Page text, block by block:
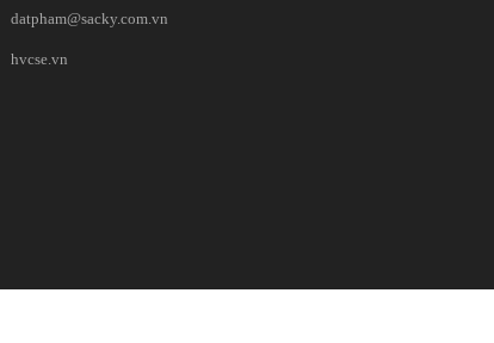
datpham@sacky.com.vn
hvcse.vn